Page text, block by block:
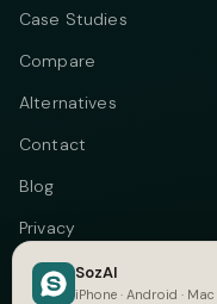
Case Studies
Compare
Alternatives
Contact
Blog
Privacy
Terms SozAI
iPhone · Android · Mac